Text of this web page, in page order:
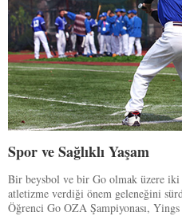
Spor ve Sağlıklı Yaşam
Bir beysbol ve bir Go olmak üzere iki
atletizme verdiği önem geleneğini
Öğrenci Go OZA Şampiyonası,